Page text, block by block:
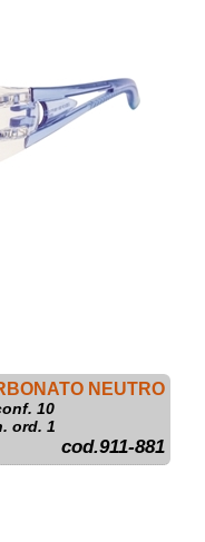
NEUTRO
10
ord. 1
cod.911-881